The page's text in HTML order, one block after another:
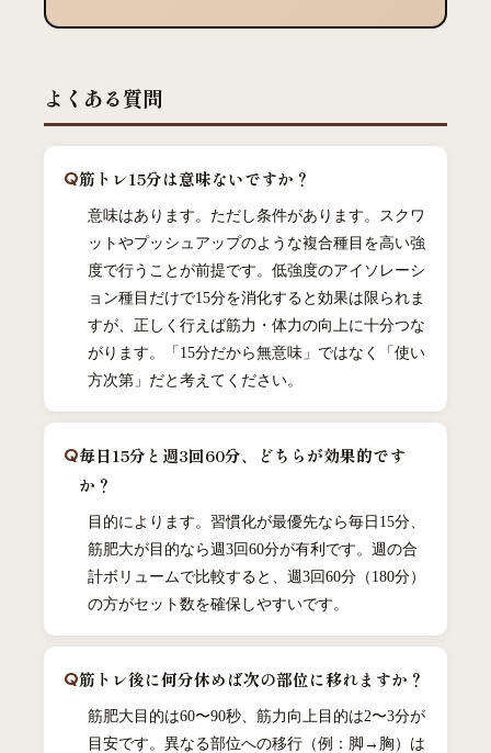
よくある質問
筋トレ15分は意味ないですか？
意味はあります。ただし条件があります。スクワ
ットやプッシュアップのような複合種目を高い強
度で行うことが前提です。低強度のアイソレーシ
ョン種目だけで15分を消化すると効果は限られま
すが、正しく行えば筋力・体力の向上に十分つな
がります。「15分だから無意味」ではなく「使い
方次第」だと考えてください。
毎日15分と週3回60分、どちらが効果的です
か？
目的によります。習慣化が最優先なら毎日15分、
筋肥大が目的なら週3回60分が有利です。週の合
計ボリュームで比較すると、週3回60分（180分）
の方がセット数を確保しやすいです。
筋トレ後に何分休めば次の部位に移れますか？
筋肥大目的は60〜90秒、筋力向上目的は2〜3分が
目安です。異なる部位への移行（例：脚→胸）は